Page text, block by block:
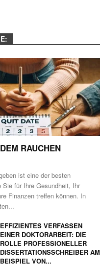
RAUCHEN
ist eine der besten
Sie für Ihre Gesundheit, Ihr
Finanzen treffen können. In
EFFIZIENTES VERFASSEN
EINER DOKTORARBEIT: DIE
ROLLE PROFESSIONELLER
DISSERTATIONSSCHREIBER AM
BEISPIEL VON...